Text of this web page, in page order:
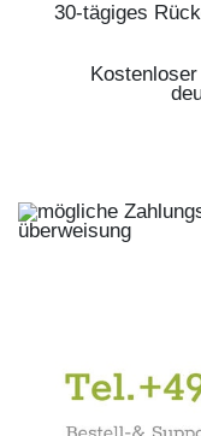
30-tägiges